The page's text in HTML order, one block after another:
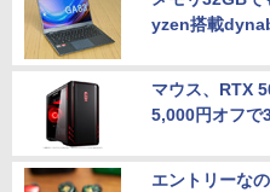
yzen搭載
マウス、RTX
5,000円オフで
エントリーな